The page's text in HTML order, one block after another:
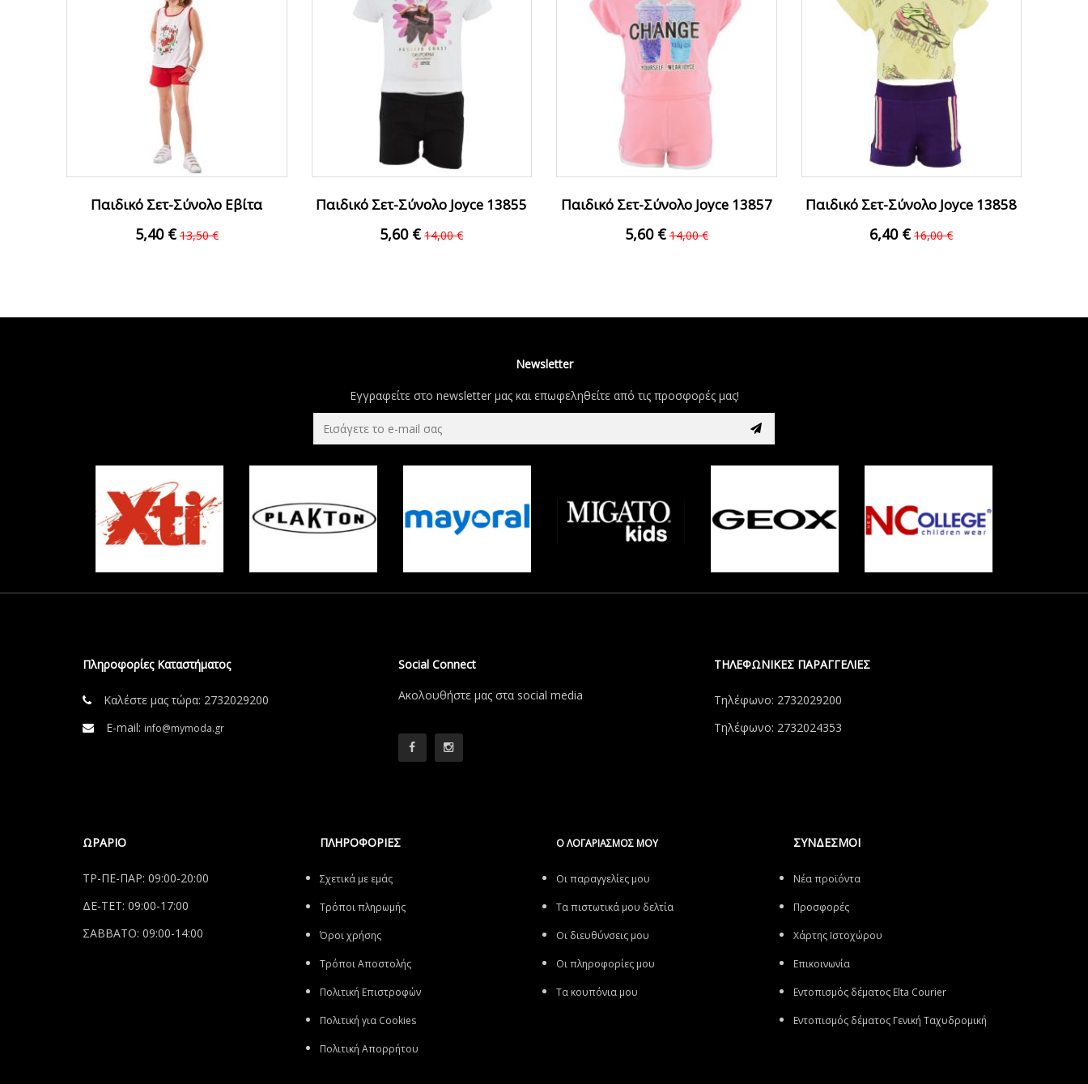
Παιδικό Σετ-Σύνολο Εβίτα
5,40 € 13,50 €
Παιδικό Σετ-Σύνολο Joyce 13855
5,60 € 14,00 €
Παιδικό Σετ-Σύνολο Joyce 13857
5,60 € 14,00 €
Παιδικό Σετ-Σύνολο Joyce 13858
6,40 € 16,00 €
Newsletter
Εγγραφείτε στο newsletter μας και επωφεληθείτε από τις προσφορές μας!
Πληροφορίες Καταστήματος
Καλέστε μας τώρα: 2732029200
E-mail: info@mymoda.gr
Social Connect
Aκολουθήστε μας στα social media
ΤΗΛΕΦΩΝΙΚΕΣ ΠΑΡΑΓΓΕΛΙΕΣ
Τηλέφωνο: 2732029200
Τηλέφωνο: 2732024353
ΩΡΑΡΙΟ
ΤΡ-ΠΕ-ΠΑΡ: 09:00-20:00
ΔΕ-ΤΕΤ: 09:00-17:00
ΣΑΒΒΑΤΟ: 09:00-14:00
ΠΛΗΡΟΦΟΡΙΕΣ
Σχετικά με εμάς
Tρόποι πληρωμής
Όροι χρήσης
Τρόποι Αποστολής
Πολιτική Επιστροφών
Πολιτική για Cookies
Πολιτική Απορρήτου
Ο ΛΟΓΑΡΙΑΣΜΌΣ ΜΟΥ
Οι παραγγελίες μου
Τα πιστωτικά μου δελτία
Οι διευθύνσεις μου
Οι πληροφορίες μου
Τα κουπόνια μου
ΣΥΝΔΕΣΜΟΙ
Νέα προϊόντα
Προσφορές
Χάρτης Ιστοχώρου
Επικοινωνία
Εντοπισμός δέματος Elta Courier
Εντοπισμός δέματος Γενική Ταχυδρομική